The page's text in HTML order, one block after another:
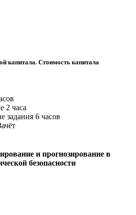
капитала. Стоимость капитала
2 часа
задания 6 часов
и прогнозирование в
безопасности